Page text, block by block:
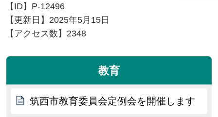
【ID】 P-12496
【更新日】 2025年5月15日
【アクセス数】 2348
教育
筑西市教育委員会定例会を開催します